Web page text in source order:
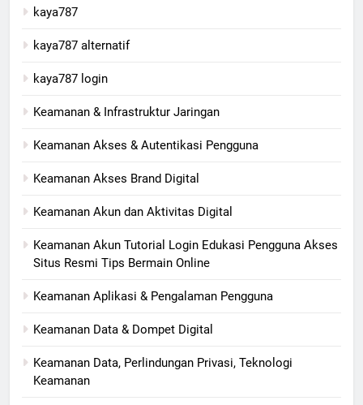
kaya787
kaya787 alternatif
kaya787 login
Keamanan & Infrastruktur Jaringan
Keamanan Akses & Autentikasi Pengguna
Keamanan Akses Brand Digital
Keamanan Akun dan Aktivitas Digital
Keamanan Akun Tutorial Login Edukasi Pengguna Akses
Situs Resmi Tips Bermain Online
Keamanan Aplikasi & Pengalaman Pengguna
Keamanan Data & Dompet Digital
Keamanan Data, Perlindungan Privasi, Teknologi
Keamanan